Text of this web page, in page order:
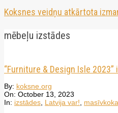
Koksnes veidņu atkārtota
mēbeļu izstādes
“Furniture & Design Isle
2023-
10-
13
By: koksne.org
On: October 13, 2023
In: izstādes, Latvija var!,